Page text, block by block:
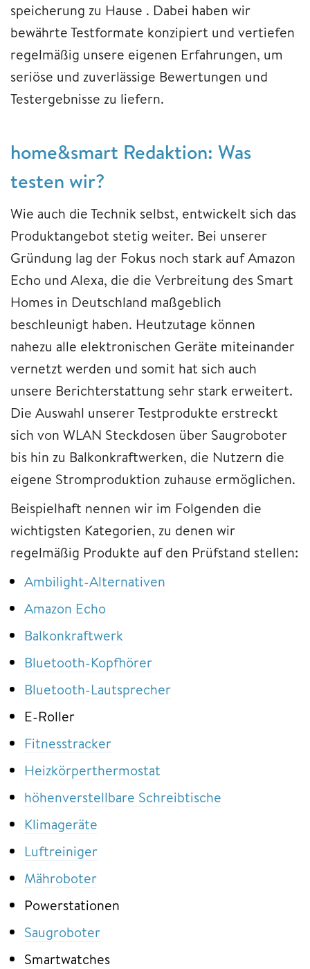
speicherung zu Hause . Dabei haben wir
bewährte Testformate konzipiert und vertiefen
regelmäßig unsere eigenen Erfahrungen, um
seriöse und zuverlässige Bewertungen und
Testergebnisse zu liefern.
home&smart Redaktion: Was
testen wir?
Wie auch die Technik selbst, entwickelt sich das
Produktangebot stetig weiter. Bei unserer
Gründung lag der Fokus noch stark auf Amazon
Echo und Alexa, die die Verbreitung des Smart
Homes in Deutschland maßgeblich
beschleunigt haben. Heutzutage können
nahezu alle elektronischen Geräte miteinander
vernetzt werden und somit hat sich auch
unsere Berichterstattung sehr stark erweitert.
Die Auswahl unserer Testprodukte erstreckt
sich von WLAN Steckdosen über Saugroboter
bis hin zu Balkonkraftwerken, die Nutzern die
eigene Stromproduktion zuhause ermöglichen.
Beispielhaft nennen wir im Folgenden die
wichtigsten Kategorien, zu denen wir
regelmäßig Produkte auf den Prüfstand stellen:
Ambilight-Alternativen
Amazon Echo
Balkonkraftwerk
Bluetooth-Kopfhörer
Bluetooth-Lautsprecher
E-Roller
Fitnesstracker
Heizkörperthermostat
höhenverstellbare Schreibtische
Klimageräte
Luftreiniger
Mähroboter
Powerstationen
Saugroboter
Smartwatches